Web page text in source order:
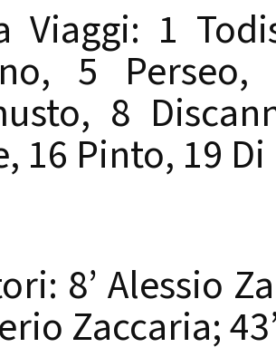
Viaggi: 1
5
8
16 Pinto, 19
8’ Alessio
Zaccaria;